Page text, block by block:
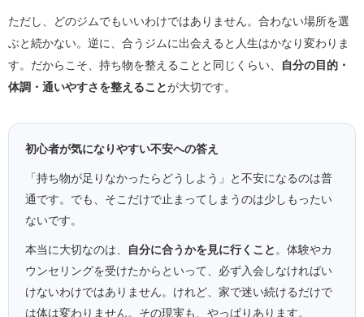
ただし、どのジムでもいいわけではありません。合わない場所を選
ぶと続かない。逆に、合うジムに出会えると人生はかなり変わりま
す。だからこそ、持ち物を整えることと同じくらい、
自分の目的・
体調・通いやすさを整えることが大切です。
初心者が気になりやすい不安への答え
「持ち物が足りなかったらどうしよう」と不安になるのは普
通です。でも、そこだけで止まってしまうのは少しもったい
ないです。
本当に大切なのは、 自分に合うかを見に行くこと 。体験やカ
ウンセリングを受けたからといって、必ず入会しなければい
けないわけではありません。けれど、家で迷い続けるだけで
は体は変わりません。その現実も、やっぱりあります。